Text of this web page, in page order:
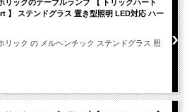
リックのテーブルランプ 【 トリックハート
】 ステンドグラス 置き型照明 LED対応 ハー
リック の メルヘンチック ステンドグラス 照